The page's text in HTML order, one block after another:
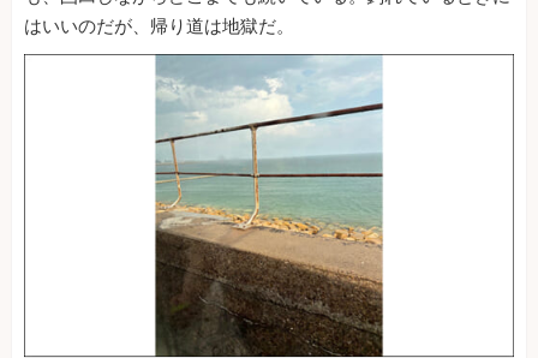
はいいのだが、帰り道は地獄だ。